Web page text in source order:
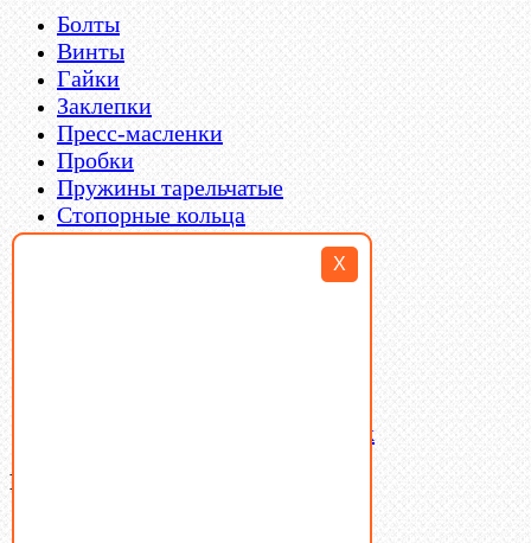
X
Болты
Винты
Гайки
Заклепки
Пресс-масленки
Пробки
Пружины тарельчатые
Стопорные кольца
Такелаж
Латунный и бронзовый крепеж
Ваша корзина